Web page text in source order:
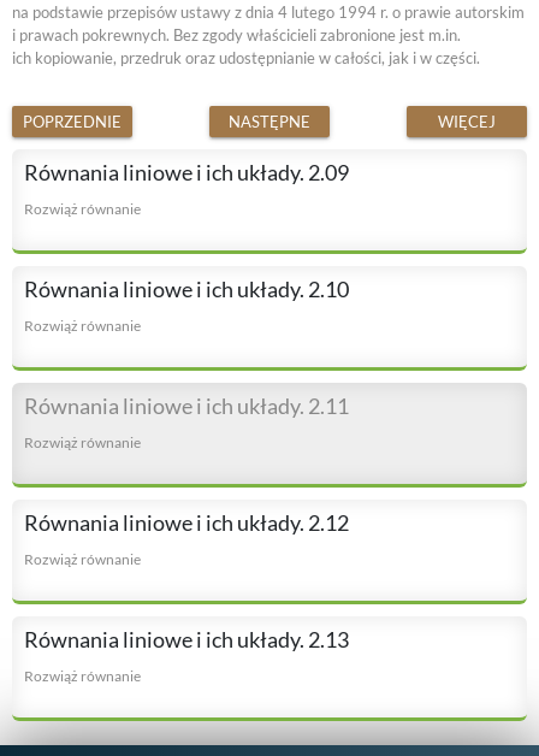
na podstawie przepisów ustawy z dnia 4 lutego 1994 r. o prawie autorskim
i prawach pokrewnych. Bez zgody właścicieli zabronione jest m.in.
ich kopiowanie, przedruk oraz udostępnianie w całości, jak i w części.
POPRZEDNIE NASTĘPNE WIĘCEJ
Równania liniowe i ich układy. 2.09
Rozwiąż równanie
Równania liniowe i ich układy. 2.10
Rozwiąż równanie
Równania liniowe i ich układy. 2.11
Rozwiąż równanie
Równania liniowe i ich układy. 2.12
Rozwiąż równanie
Równania liniowe i ich układy. 2.13
Rozwiąż równanie